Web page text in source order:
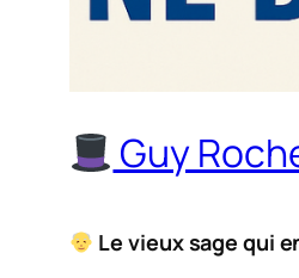
Guy
Le vieux sage qui